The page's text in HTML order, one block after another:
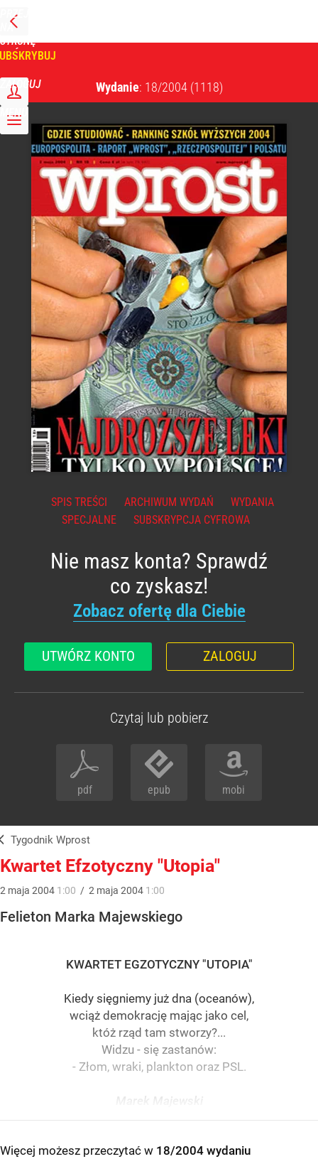
PRZEJDŹ
NA
STRONĘ
GŁÓWNĄ
ZALOGUJ
MENU
Wydanie: 18/2004 (1118)
SPIS TREŚCI ARCHIWUM WYDAŃ
WYDANIA
SPECJALNE
SUBSKRYPCJA CYFROWA
Nie masz konta? Sprawdź
co zyskasz!
Zobacz ofertę dla Ciebie
UTWÓRZ KONTO ZALOGUJ
Czytaj lub pobierz
pdf epub mobi
Tygodnik Wprost
Kwartet Efzotyczny "Utopia"
2 maja 2004 1:00 / 2 maja 2004 1:00
Felieton Marka Majewskiego
KWARTET EGZOTYCZNY "UTOPIA"
Kiedy sięgniemy już dna (oceanów),
wciąż demokrację mając jako cel,
któż rząd tam stworzy?...
Widzu - się zastanów:
- Złom, wraki, plankton oraz PSL.
Marek Majewski
Więcej możesz przeczytać w 18/2004 wydaniu